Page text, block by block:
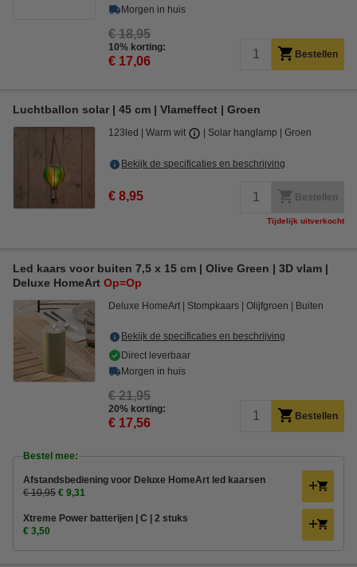
Morgen in huis
€ 18,95
10% korting:
€ 17,06 Bestellen
Luchtballon solar | 45 cm | Vlameffect | Groen
123led Warm wit Solar hanglamp Groen
Bekijk de specificaties en beschrijving
€ 8,95 Bestellen
Tijdelijk uitverkocht
Led kaars voor buiten 7,5 x 15 cm | Olive Green | 3D vlam |
Deluxe HomeArt Op=Op
Deluxe HomeArt Stompkaars Olijfgroen Buiten
Bekijk de specificaties en beschrijving
Direct leverbaar
Morgen in huis
€ 21,95
20% korting:
€ 17,56 Bestellen
Bestel mee:
Afstandsbediening voor Deluxe HomeArt led kaarsen
€ 10,95 € 9,31
Xtreme Power batterijen | C | 2 stuks
€ 3,50